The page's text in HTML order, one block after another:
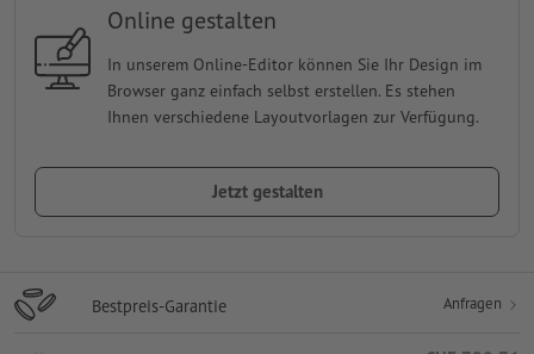
Online gestalten
In unserem Online-Editor können Sie Ihr Design im
Browser ganz einfach selbst erstellen. Es stehen
Ihnen verschiedene Layoutvorlagen zur Verfügung.
Jetzt gestalten
Bestpreis-Garantie Anfragen